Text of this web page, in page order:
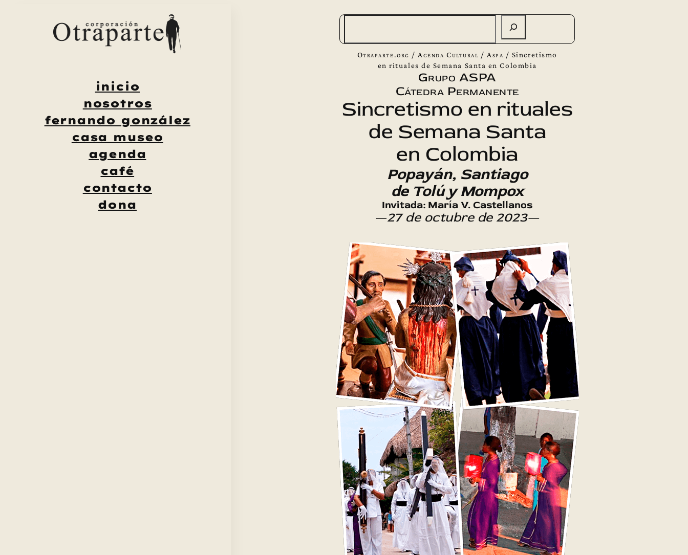
inicio
nosotros
fernando gonzález
casa museo
agenda
café
contacto
dona
Otraparte.org / Agenda Cultural / Aspa / Sincretismo
en rituales de Semana Santa en Colombia
Grupo ASPA
Cátedra Permanente
Sincretismo en rituales
de Semana Santa
en Colombia
Popayán, Santiago
de Tolú y Mompox
Invitada: María V. Castellanos
—27 de octubre de 2023—